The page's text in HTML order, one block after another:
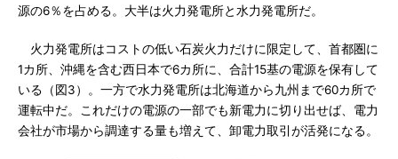
源の6％を占める。大半は火力発電所と水力発電所だ。
火力発電所はコストの低い石炭火力だけに限定して、首都圏に
1カ所、沖縄を含む西日本で6カ所に、合計15基の電源を保有して
いる（図3）。一方で水力発電所は北海道から九州まで60カ所で
運転中だ。これだけの電源の一部でも新電力に切り出せば、電力
会社が市場から調達する量も増えて、卸電力取引が活発になる。